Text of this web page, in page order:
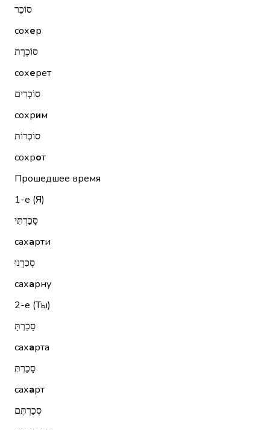
סוֹכֵר
сохер
סוֹכֶרֶת
сохерет
סוֹכְרִים
сохрим
סוֹכְרוֹת
сохрот
Прошедшее время
1-е (Я)
סָכַרְתִּי
сахарти
סָכַרְנוּ
сахарну
2-е (Ты)
סָכַרְתָּ
сахарта
סָכַרְתְּ
сахарт
סְכַרְתֶּם